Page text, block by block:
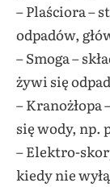
– Plaściora –
odpadów,
– Smoga –
żywi się
– Kranożłopa
się wody, np.
– Elektro-
kiedy nie